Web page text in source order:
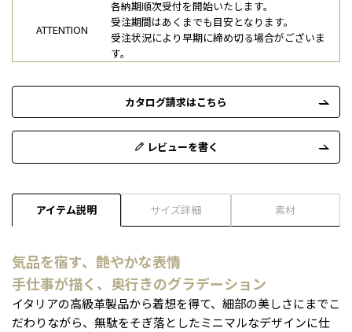
ATTENTION
各納期順次受付を開始いたします。
受注期間はあくまでも目安となります。
受注状況により早期に締め切る場合がございま
す。
カタログ請求はこちら
レビューを書く
アイテム説明 サイズ詳細 素材
気品を宿す、艶やかな表情
手仕事が描く、奥行きのグラデーション
イタリアの高級革製品から着想を得て、細部の美しさにまでこ
だわりながら、無駄をそぎ落としたミニマルなデザインに仕